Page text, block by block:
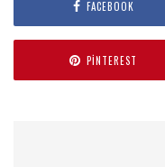
FACEBOOK
PINTEREST